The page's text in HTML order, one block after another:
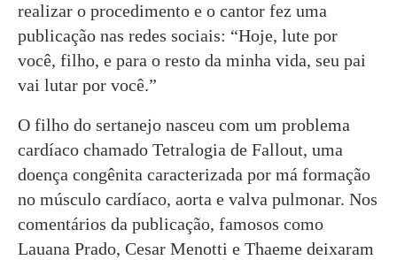
realizar o procedimento e o cantor fez uma
publicação nas redes sociais: “Hoje, lute por
você, filho, e para o resto da minha vida, seu pai
vai lutar por você.”
O filho do sertanejo nasceu com um problema
cardíaco chamado Tetralogia de Fallout, uma
doença congênita caracterizada por má formação
no músculo cardíaco, aorta e valva pulmonar. Nos
comentários da publicação, famosos como
Lauana Prado, Cesar Menotti e Thaeme deixaram